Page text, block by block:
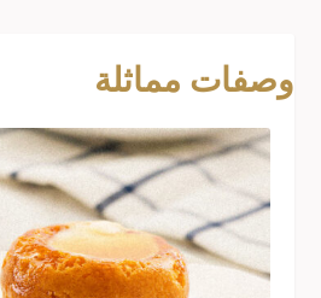
وصفات مماثلة